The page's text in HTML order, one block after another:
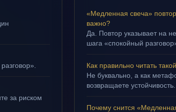
за риском
«Медленная свеча»
важно?
Да. Повтор указывает на
шага «спокойный
Как правильно читать
Не буквально, а как
возвращаете устойчивость.
Почему снится